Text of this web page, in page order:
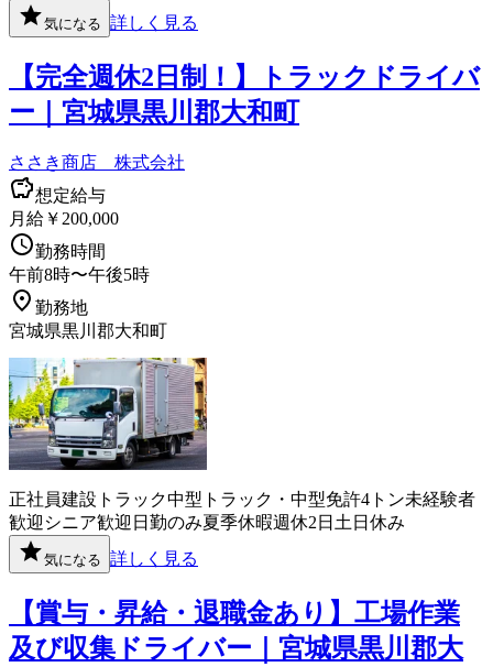
気になる 詳しく見る
【完全週休2日制！】トラックドライバ
ー｜宮城県黒川郡大和町
ささき商店 株式会社
想定給与
月給￥200,000
勤務時間
午前8時〜午後5時
勤務地
宮城県黒川郡大和町
正社員建設 トラック中型トラック・中型免許4トン未経験者
歓迎 シニア歓迎 日勤のみ夏季休暇週休2日 土日休み
気になる 詳しく見る
【賞与・昇給・退職金あり】工場作業
及び収集ドライバー｜宮城県黒川郡大